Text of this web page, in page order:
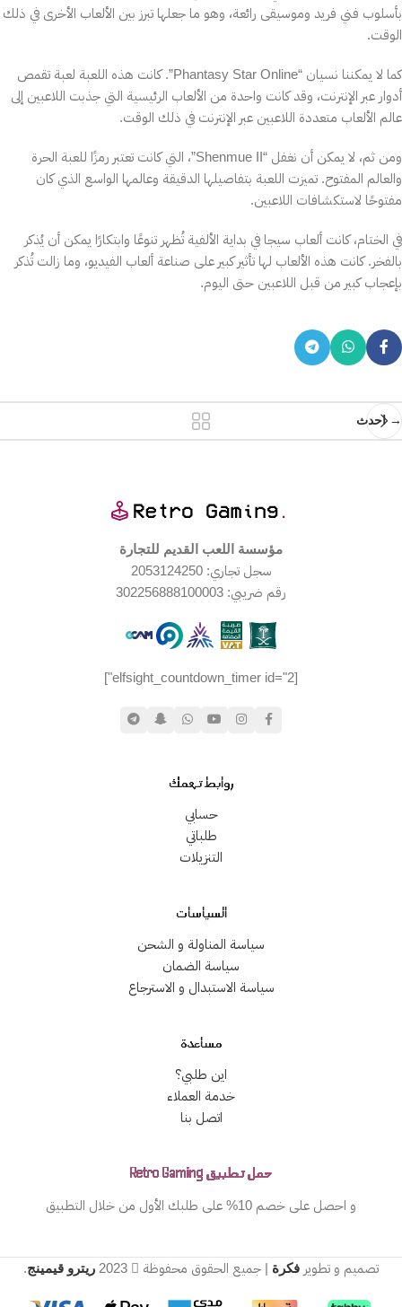
بأسلوب فني فريد وموسيقى رائعة، وهو ما جعلها تبرز بين الألعاب الأخرى في ذلك
الوقت.
كما لا يمكننا نسيان “Phantasy Star Online”. كانت هذه اللعبة لعبة تقمص
أدوار عبر الإنترنت، وقد كانت واحدة من الألعاب الرئيسية التي جذبت اللاعبين إلى
عالم الألعاب متعددة اللاعبين عبر الإنترنت في ذلك الوقت.
ومن ثم، لا يمكن أن نغفل “Shenmue II”، التي كانت تعتبر رمزًا للعبة الحرة
والعالم المفتوح. تميزت اللعبة بتفاصيلها الدقيقة وعالمها الواسع الذي كان
مفتوحًا لاستكشافات اللاعبين.
في الختام، كانت ألعاب سيجا في بداية الألفية تُظهر تنوعًا وابتكارًا يمكن أن يُذكر
بالفخر. كانت هذه الألعاب لها تأثير كبير على صناعة ألعاب الفيديو، وما زالت تُذكر
بإعجاب كبير من قبل اللاعبين حتى اليوم.
→ احدث
مؤسسة اللعب القديم للتجارة
سجل تجاري: 2053124250
رقم ضريبي: 302256888100003
[elfsight_countdown_timer id="2"]
روابط تهمك
حسابي
طلباتي
التنزيلات
السياسات
سياسة المناولة و الشحن
سياسة الضمان
سياسة الاستبدال و الاسترجاع
مساعدة
اين طلبي؟
خدمة العملاء
اتصل بنا
حمل تطبيق Retro Gaming
و احصل على خصم 10% على طلبك الأول من خلال التطبيق
تصميم و تطوير فكرة | جميع الحقوق محفوظة ريترو قيمينج.